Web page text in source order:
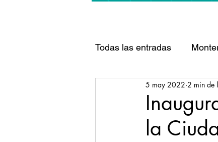
Todas las entradas
Santa Catarina San
Espectaculos Clima
la
5 may 2022 2 min de